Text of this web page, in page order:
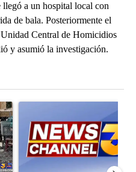
a un hospital local con
de bala. Posteriormente el
Central de Homicidios
y asumió la investigación.
concerns remain at troubled